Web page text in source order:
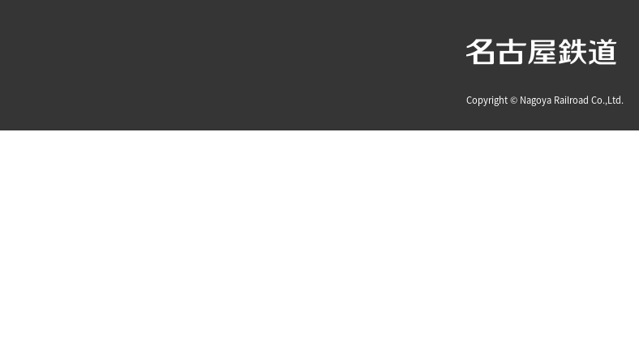
Copyright © Nagoya Railroad Co.,Ltd.